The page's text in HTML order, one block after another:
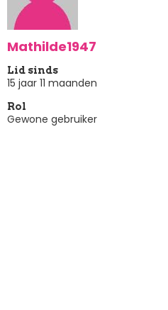
Mathilde1947
Lid sinds
15 jaar 11 maanden
Rol
Gewone gebruiker